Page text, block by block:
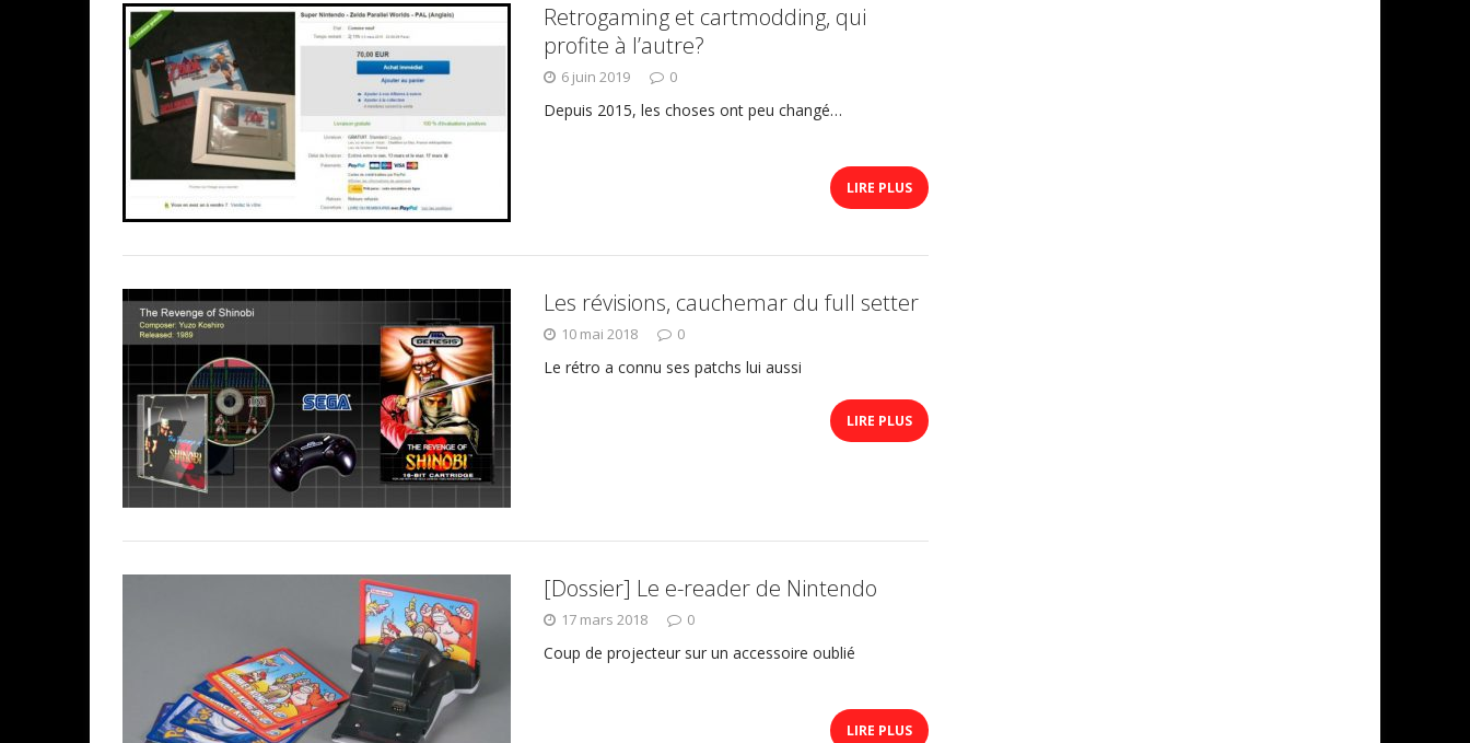
Retrogaming et cartmodding, qui
profite à l’autre?
6 juin 2019 0
Depuis 2015, les choses ont peu changé…
LIRE PLUS
Les révisions, cauchemar du full setter
10 mai 2018 0
Le rétro a connu ses patchs lui aussi
LIRE PLUS
[Dossier] Le e-reader de Nintendo
17 mars 2018 0
Coup de projecteur sur un accessoire oublié
LIRE PLUS